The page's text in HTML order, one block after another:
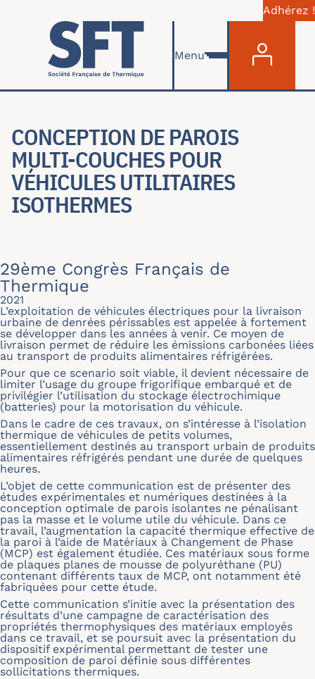
Aller au contenu principal
Adhérez !
Menu
CONCEPTION DE PAROIS
MULTI-COUCHES POUR
VÉHICULES UTILITAIRES
ISOTHERMES
29ème Congrès Français de
Thermique
2021
L’exploitation de véhicules électriques pour la livraison
urbaine de denrées périssables est appelée à fortement
se développer dans les années à venir. Ce moyen de
livraison permet de réduire les émissions carbonées liées
au transport de produits alimentaires réfrigérées.
Pour que ce scenario soit viable, il devient nécessaire de
limiter l’usage du groupe frigorifique embarqué et de
privilégier l’utilisation du stockage électrochimique
(batteries) pour la motorisation du véhicule.
Dans le cadre de ces travaux, on s’intéresse à l’isolation
thermique de véhicules de petits volumes,
essentiellement destinés au transport urbain de produits
alimentaires réfrigérés pendant une durée de quelques
heures.
L’objet de cette communication est de présenter des
études expérimentales et numériques destinées à la
conception optimale de parois isolantes ne pénalisant
pas la masse et le volume utile du véhicule. Dans ce
travail, l’augmentation la capacité thermique effective de
la paroi à l’aide de Matériaux à Changement de Phase
(MCP) est également étudiée. Ces matériaux sous forme
de plaques planes de mousse de polyuréthane (PU)
contenant différents taux de MCP, ont notamment été
fabriquées pour cette étude.
Cette communication s’initie avec la présentation des
résultats d’une campagne de caractérisation des
propriétés thermophysiques des matériaux employés
dans ce travail, et se poursuit avec la présentation du
dispositif expérimental permettant de tester une
composition de paroi définie sous différentes
sollicitations thermiques.